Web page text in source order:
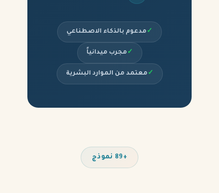
✓ مدعوم بالذكاء الاصطناعي
✓ مجرب ميدانياً
✓ معتمد من الموارد البشرية
+89 نموذج